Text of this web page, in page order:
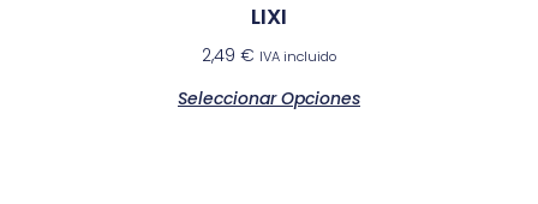
LIXI
2,49 € IVA incluido
Seleccionar Opciones